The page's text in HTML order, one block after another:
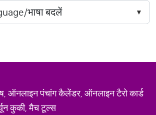
ऑनलाइन पंचांग कैलेंडर, ऑनलाइन टैरो कार्ड
कुकी, मैच टूल्स